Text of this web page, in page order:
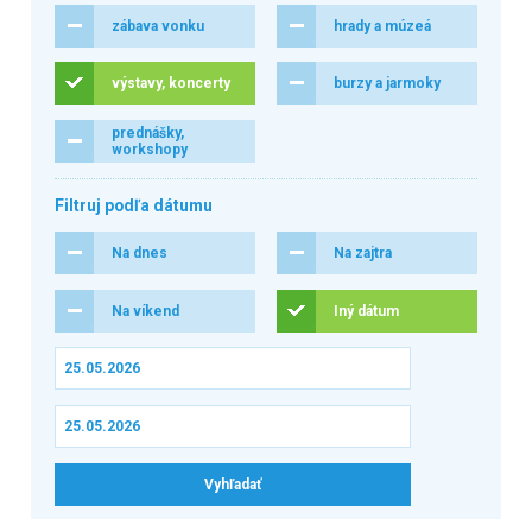
zábava vonku hrady a múzeá
výstavy, koncerty burzy a jarmoky
prednášky,
workshopy
Filtruj podľa dátumu
Na dnes Na zajtra
Na víkend Iný dátum